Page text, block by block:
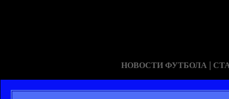
НОВОСТИ ФУТБОЛА |